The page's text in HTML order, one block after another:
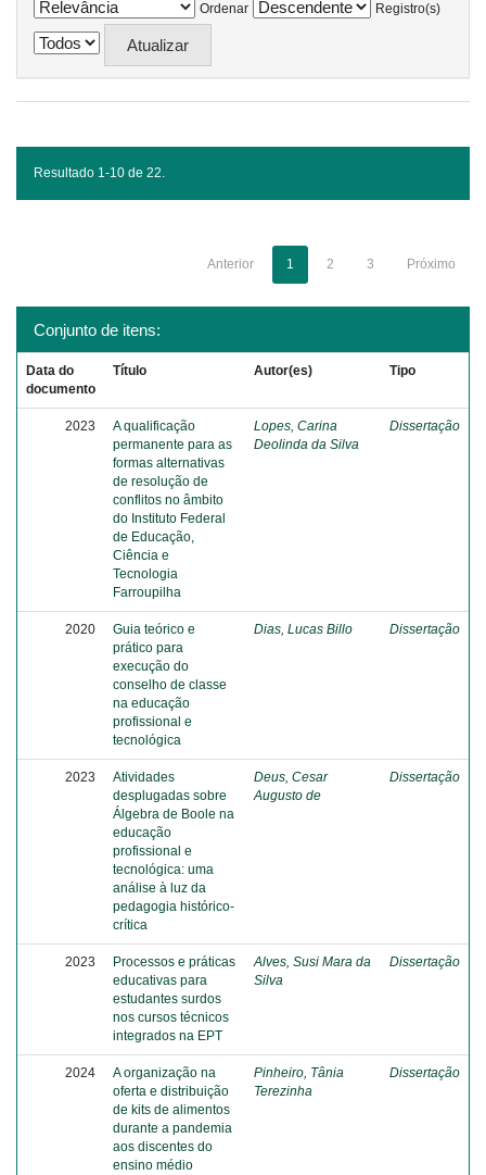
Ordenar
Registro(s)
Resultado 1-10 de 22.
Anterior 1 2 3 Próximo
Conjunto de itens:
Data do
documento
Título Autor(es) Tipo
2023
A qualificação
permanente para as
formas alternativas
de resolução de
conflitos no âmbito
do Instituto Federal
de Educação,
Ciência e
Tecnologia
Farroupilha
Lopes, Carina
Deolinda da Silva
Dissertação
2020
Guia teórico e
prático para
execução do
conselho de classe
na educação
profissional e
tecnológica
Dias, Lucas Billo Dissertação
2023
Atividades
desplugadas sobre
Álgebra de Boole na
educação
profissional e
tecnológica: uma
análise à luz da
pedagogia histórico-
crítica
Deus, Cesar
Augusto de
Dissertação
2023
Processos e práticas
educativas para
estudantes surdos
nos cursos técnicos
integrados na EPT
Alves, Susi Mara da
Silva
Dissertação
2024
A organização na
oferta e distribuição
de kits de alimentos
durante a pandemia
aos discentes do
ensino médio
Pinheiro, Tânia
Terezinha
Dissertação